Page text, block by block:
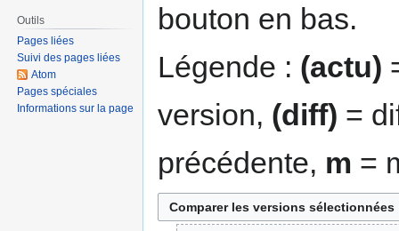
bouton en bas.
Légende : (actu)
version, (diff) =
précédente, m =
Outils
Pages liées
Suivi des pages liées
Atom
Pages spéciales
Informations sur la page